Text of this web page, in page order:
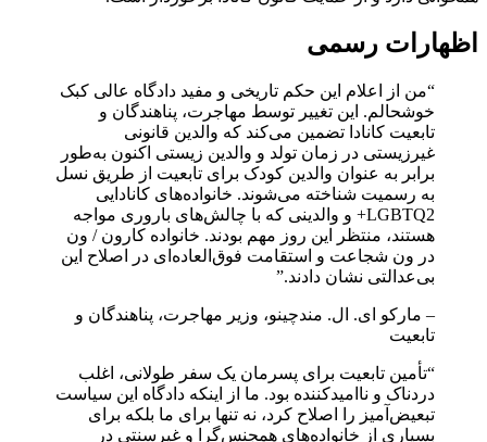
اظهارات رسمی
“من از اعلام این حکم تاریخی و مفید دادگاه عالی کبک
خوشحالم. این تغییر توسط مهاجرت، پناهندگان و
تابعیت کانادا تضمین می‌کند که والدین قانونی
غیرزیستی در زمان تولد و والدین زیستی اکنون به‌طور
برابر به عنوان والدین کودک برای تابعیت از طریق نسل
به رسمیت شناخته می‌شوند. خانواده‌های کانادایی
LGBTQ2+ و والدینی که با چالش‌های باروری مواجه
هستند، منتظر این روز مهم بودند. خانواده کارون / ون
در ون شجاعت و استقامت فوق‌العاده‌ای در اصلاح این
بی‌عدالتی نشان دادند.”
– مارکو ای. ال. مندچینو، وزیر مهاجرت، پناهندگان و
تابعیت
“تأمین تابعیت برای پسرمان یک سفر طولانی، اغلب
دردناک و ناامیدکننده بود. ما از اینکه دادگاه این سیاست
تبعیض‌آمیز را اصلاح کرد، نه تنها برای ما بلکه برای
بسیاری از خانواده‌های همجنس‌گرا و غیرسنتی در